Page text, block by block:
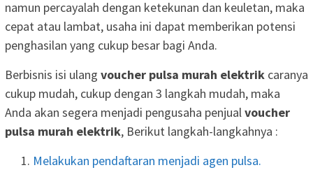
namun percayalah dengan ketekunan dan keuletan, maka
cepat atau lambat, usaha ini dapat memberikan potensi
penghasilan yang cukup besar bagi Anda.
Berbisnis isi ulang voucher pulsa murah elektrik caranya
cukup mudah, cukup dengan 3 langkah mudah, maka
Anda akan segera menjadi pengusaha penjualvoucher
pulsa murah elektrik, Berikut langkah-langkahnya :
Melakukan pendaftaran menjadi agen pulsa.